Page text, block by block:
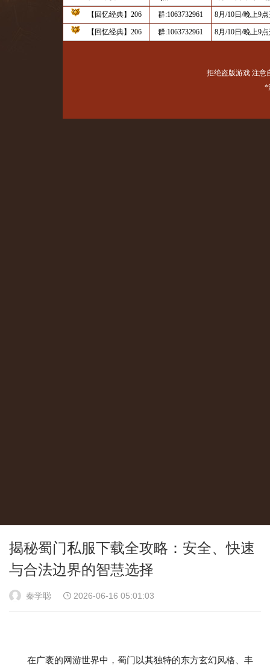
揭秘蜀门私服下载全攻略：安全、快速
与合法边界的智慧选择
秦学聪 2026-06-16 05:01:03
在广袤的网游世界中，蜀门以其独特的东方玄幻风格、丰